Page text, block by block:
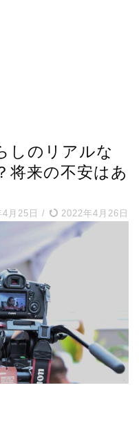
しのリアルな
将来の不安はあ
月25日 / 2022年4月26日